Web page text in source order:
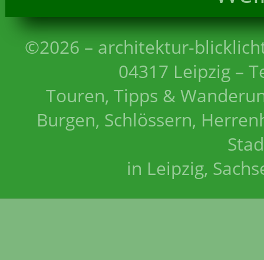
©2026 – architektur-
04317 Leipzig –
Touren, Tipps &
Burgen, Schlössern,
in Leipzig,